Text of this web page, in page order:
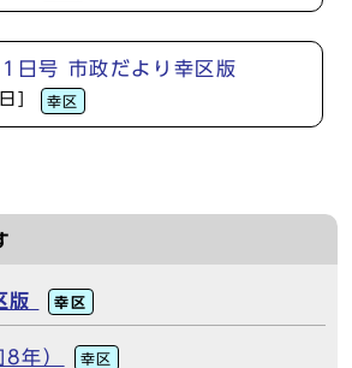
日号 市政だより幸区版
] 幸区
版 幸区
年） 幸区